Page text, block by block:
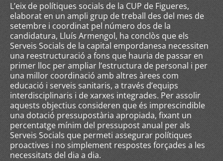
L’eix de polítiques socials de la CUP de Figueres,
elaborat en un ampli grup de treball des del mes de
setembre i coordinat pel número dos de la
candidatura, Lluís Armengol, ha conclòs que els
Serveis Socials de la capital empordanesa necessiten
una reestructuració a fons que hauria de passar en
primer lloc per ampliar l’estructura de personal i per
una millor coordinació amb altres àrees com
educació i serveis sanitaris, a través d’equips
interdisciplinaris i de xarxes integrades. Per assolir
aquests objectius consideren que és imprescindible
una dotació pressupostària apropiada, fixant un
percentatge mínim del pressupost anual per als
Serveis Socials que permeti assegurar polítiques
proactives i no simplement respostes forçades a les
necessitats del dia a dia.